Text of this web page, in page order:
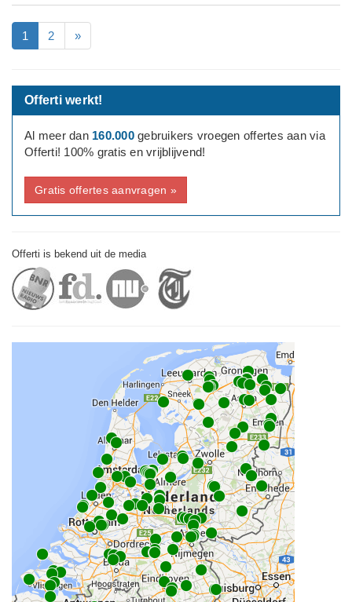
1 2 »
Offerti werkt!
Al meer dan 160.000gebruikers vroegen offertes aan via
Offerti! 100% gratis en vrijblijvend!
Gratis offertes aanvragen »
Offerti is bekend uit de media